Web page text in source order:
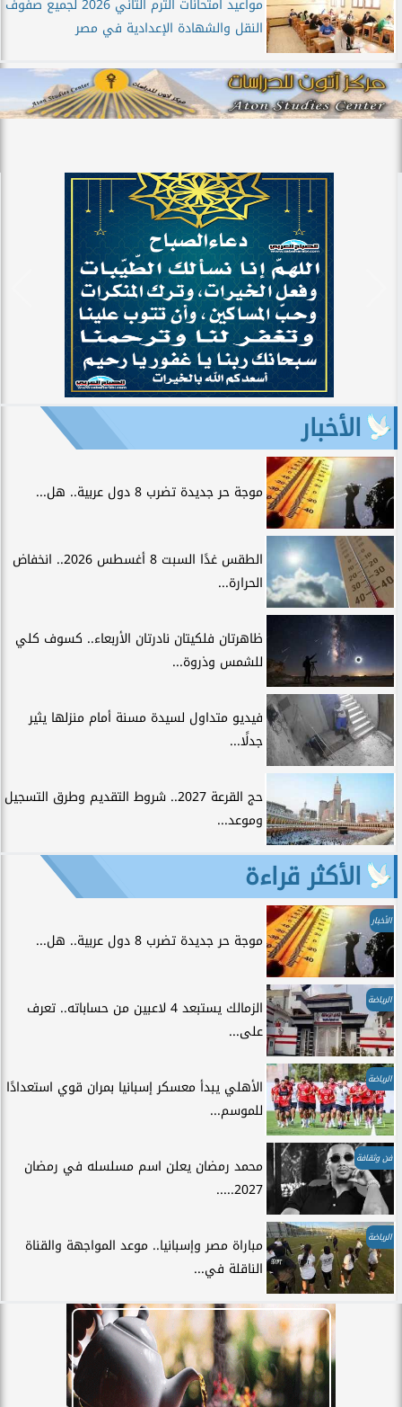
مواعيد امتحانات الترم الثاني 2026 لجميع صفوف
النقل والشهادة الإعدادية في مصر
الأخبار
موجة حر جديدة تضرب 8 دول عربية.. هل...
الطقس غدًا السبت 8 أغسطس 2026.. انخفاض
الحرارة...
ظاهرتان فلكيتان نادرتان الأربعاء.. كسوف كلي
للشمس وذروة...
فيديو متداول لسيدة مسنة أمام منزلها يثير
جدلًا...
حج القرعة 2027.. شروط التقديم وطرق التسجيل
وموعد...
الأكثر قراءة
الأخبار
موجة حر جديدة تضرب 8 دول عربية.. هل...
الرياضة
الزمالك يستبعد 4 لاعبين من حساباته.. تعرف
على...
الرياضة
الأهلي يبدأ معسكر إسبانيا بمران قوي استعدادًا
للموسم...
فن وثقافة
محمد رمضان يعلن اسم مسلسله في رمضان
2027.....
الرياضة
مباراة مصر وإسبانيا.. موعد المواجهة والقناة
الناقلة في...